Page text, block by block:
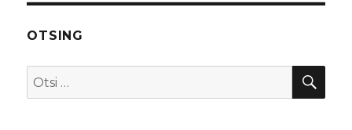
OTSING
Otsi: